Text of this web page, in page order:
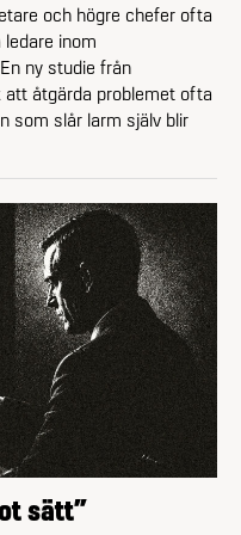
och högre chefer ofta
inom
ny studie från
åtgärda problemet ofta
som slår larm själv blir
sätt”